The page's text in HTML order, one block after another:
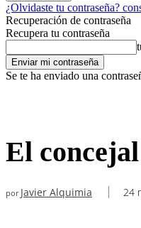
¿Olvidaste tu contraseña?
Recuperación de contraseña
Recupera tu contraseña
Se te ha enviado una
El
por Javier Alquimia 24